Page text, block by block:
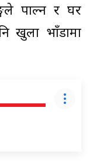
पाल्न र घर
खुला भाँडामा